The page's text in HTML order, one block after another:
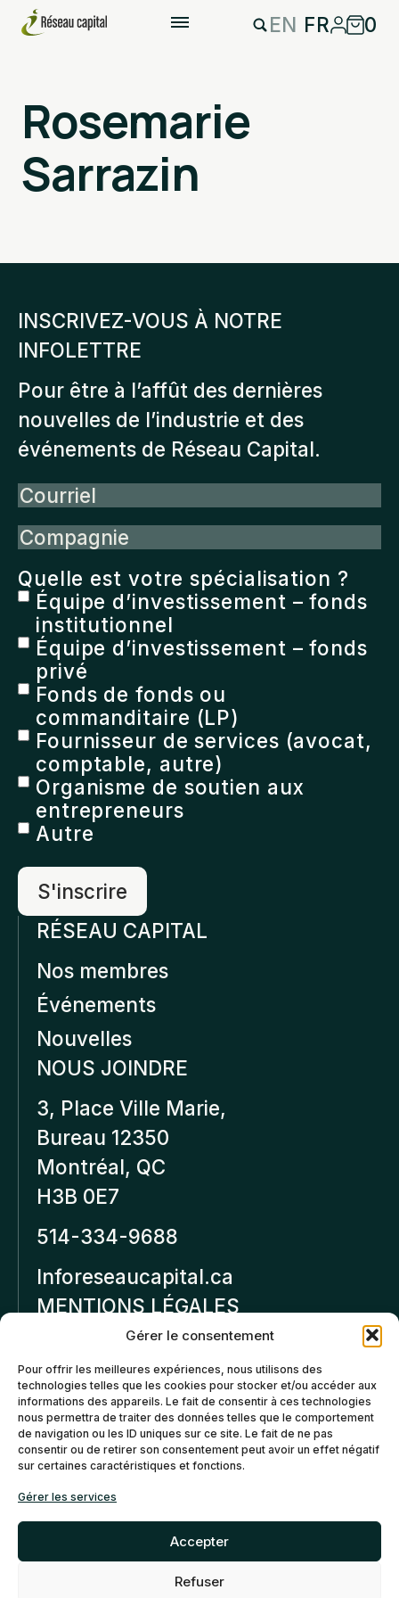
Gérer le consentement
Pour offrir les meilleures expériences, nous utilisons des
technologies telles que les cookies pour stocker et/ou accéder aux
informations des appareils. Le fait de consentir à ces technologies
nous permettra de traiter des données telles que le comportement
de navigation ou les ID uniques sur ce site. Le fait de ne pas
consentir ou de retirer son consentement peut avoir un effet négatif
sur certaines caractéristiques et fonctions.
Gérer les services
Accepter
Refuser
EN FR 0
Rosemarie
Sarrazin
INSCRIVEZ-VOUS À NOTRE
INFOLETTRE
Pour être à l’affût des dernières
nouvelles de l’industrie et des
événements de Réseau Capital.
Courriel
Compagnie
Quelle est votre spécialisation ?
Équipe d’investissement – fonds
institutionnel
Équipe d’investissement – fonds
privé
Fonds de fonds ou
commanditaire (LP)
Fournisseur de services (avocat,
comptable, autre)
Organisme de soutien aux
entrepreneurs
Autre
RÉSEAU CAPITAL
Nos membres
Événements
Nouvelles
NOUS JOINDRE
3, Place Ville Marie,
Bureau 12350
Montréal, QC
H3B 0E7
514-334-9688
Inforeseaucapital.ca
MENTIONS LÉGALES
Politique de
confidentialité
Politiques d’annulation et
de remboursement
Politique de cookies (CA)
©2026 Réseau Capital. Tous